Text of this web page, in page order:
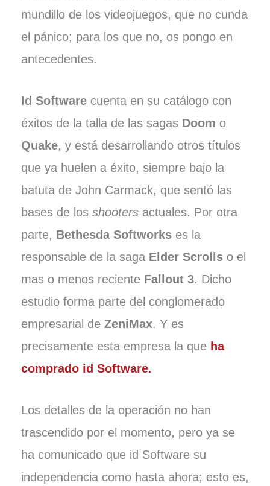
mundillo de los videojuegos, que no cunda
el pánico; para los que no, os pongo en
antecedentes.
Id Softwarecuenta en su catálogo con
éxitos de la talla de las sagasDoom o
Quake, y está desarrollando otros títulos
que ya huelen a éxito, siempre bajo la
batuta de John Carmack, que sentó las
bases de los shootersactuales. Por otra
parte, Bethesda Softworkses la
responsable de la saga Elder Scrollso el
mas o menos reciente Fallout 3. Dicho
estudio forma parte del conglomerado
empresarial de ZeniMax. Y es
precisamente esta empresa la que ha
comprado id Software.
Los detalles de la operación no han
trascendido por el momento, pero ya se
ha comunicado que id Software su
independencia como hasta ahora; esto es,